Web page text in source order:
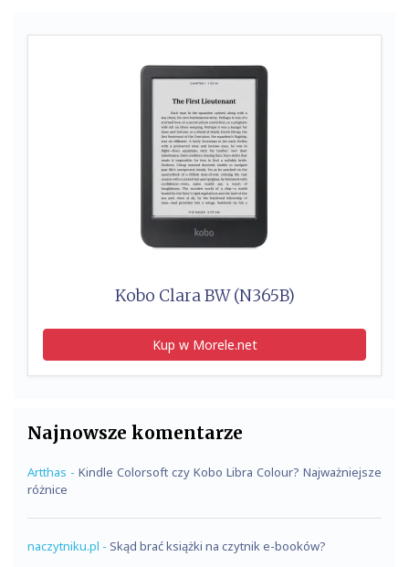
Kobo Clara BW (N365B)
Kup w Morele.net
Najnowsze komentarze
Artthas - Kindle Colorsoft czy Kobo Libra Colour? Najważniejsze
różnice
naczytniku.pl - Skąd brać książki na czytnik e-booków?